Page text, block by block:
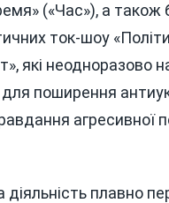
(«Час»), а також
ток-шоу
які неодноразово
поширення
агресивної
плавно